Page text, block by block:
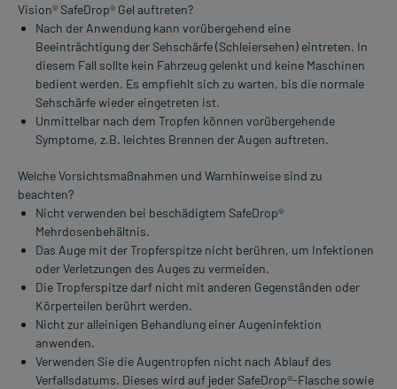
Vision® SafeDrop® Gel auftreten?
Nach der Anwendung kann vorübergehend eine
Beeinträchtigung der Sehschärfe (Schleiersehen) eintreten. In
diesem Fall sollte kein Fahrzeug gelenkt und keine Maschinen
bedient werden. Es empfiehlt sich zu warten, bis die normale
Sehschärfe wieder eingetreten ist.
Unmittelbar nach dem Tropfen können vorübergehende
Symptome, z.B. leichtes Brennen der Augen auftreten.
Welche Vorsichtsmaßnahmen und Warnhinweise sind zu
beachten?
Nicht verwenden bei beschädigtem SafeDrop®
Mehrdosenbehältnis.
Das Auge mit der Tropferspitze nicht berühren, um Infektionen
oder Verletzungen des Auges zu vermeiden.
Die Tropferspitze darf nicht mit anderen Gegenständen oder
Körperteilen berührt werden.
Nicht zur alleinigen Behandlung einer Augeninfektion
anwenden.
Verwenden Sie die Augentropfen nicht nach Ablauf des
Verfallsdatums. Dieses wird auf jeder SafeDrop®-Flasche sowie